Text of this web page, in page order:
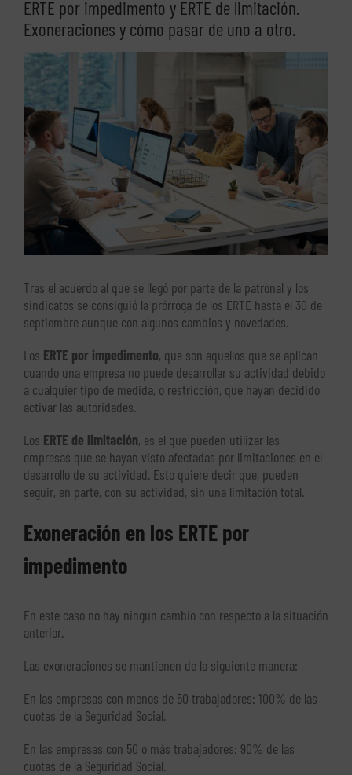
ERTE por impedimento y ERTE de limitación.
Exoneraciones y cómo pasar de uno a otro.
Ver
imagen
grande
Tras el acuerdo al que se llegó por parte de la patronal y los
sindicatos se consiguió la prórroga de los ERTE hasta el 30 de
septiembre aunque con algunos cambios y novedades.
Los ERTE por impedimento, que son aquellos que se aplican
cuando una empresa no puede desarrollar su actividad debido
a cualquier tipo de medida, o restricción, que hayan decidido
activar las autoridades.
Los ERTE de limitación, es el que pueden utilizar las
empresas que se hayan visto afectadas por limitaciones en el
desarrollo de su actividad. Esto quiere decir que, pueden
seguir, en parte, con su actividad, sin una limitación total.
Exoneración en los ERTE por
impedimento
En este caso no hay ningún cambio con respecto a la situación
anterior.
Las exoneraciones se mantienen de la siguiente manera:
En las empresas con menos de 50 trabajadores: 100% de las
cuotas de la Seguridad Social.
En las empresas con 50 o más trabajadores: 90% de las
cuotas de la Seguridad Social.